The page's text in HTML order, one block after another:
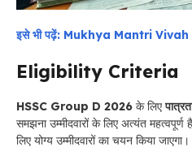
इसे भी पढ़ें: Mukhya Mantri
Eligibility Criteria
HSSC Group D 2026 के लिए
समझना उम्मीदवारों के लिए अत्यंत महत्वपूर्ण
लिए योग्य उम्मीदवारों का चयन किया जाएगा।